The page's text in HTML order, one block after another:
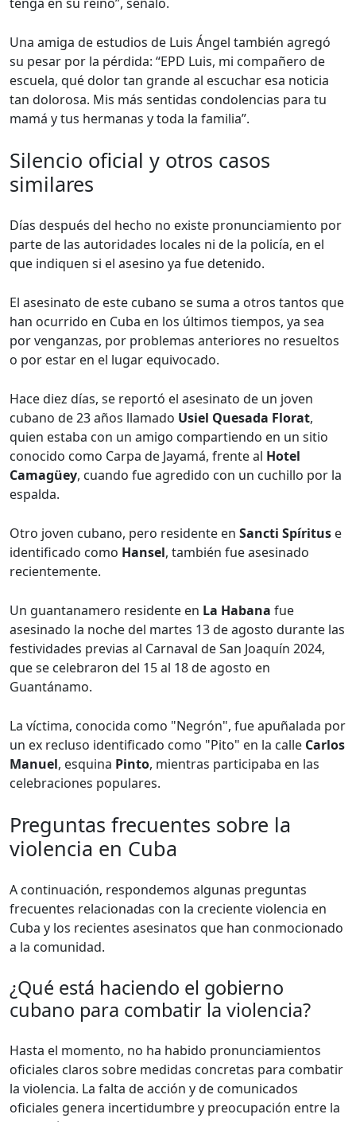
Una amiga de estudios de Luis Ángel también agregó
su pesar por la pérdida: “EPD Luis, mi compañero de
escuela, qué dolor tan grande al escuchar esa noticia
tan dolorosa. Mis más sentidas condolencias para tu
mamá y tus hermanas y toda la familia”.
Silencio oficial y otros casos
similares
Días después del hecho no existe pronunciamiento por
parte de las autoridades locales ni de la policía, en el
que indiquen si el asesino ya fue detenido.
El asesinato de este cubano se suma a otros tantos que
han ocurrido en Cuba en los últimos tiempos, ya sea
por venganzas, por problemas anteriores no resueltos
o por estar en el lugar equivocado.
Hace diez días, se reportó el asesinato de un joven
cubano de 23 años llamado Usiel Quesada Florat,
quien estaba con un amigo compartiendo en un sitio
conocido como Carpa de Jayamá, frente al Hotel
Camagüey, cuando fue agredido con un cuchillo por la
espalda.
Otro joven cubano, pero residente en Sancti Spíritus e
identificado como Hansel, también fue asesinado
recientemente.
Un guantanamero residente en La Habana fue
asesinado la noche del martes 13 de agosto durante las
festividades previas al Carnaval de San Joaquín 2024,
que se celebraron del 15 al 18 de agosto en
Guantánamo.
La víctima, conocida como "Negrón", fue apuñalada por
un ex recluso identificado como "Pito" en la calle Carlos
Manuel, esquina Pinto, mientras participaba en las
celebraciones populares.
Preguntas frecuentes sobre la
violencia en Cuba
A continuación, respondemos algunas preguntas
frecuentes relacionadas con la creciente violencia en
Cuba y los recientes asesinatos que han conmocionado
a la comunidad.
¿Qué está haciendo el gobierno
cubano para combatir la violencia?
Hasta el momento, no ha habido pronunciamientos
oficiales claros sobre medidas concretas para combatir
la violencia. La falta de acción y de comunicados
oficiales genera incertidumbre y preocupación entre la